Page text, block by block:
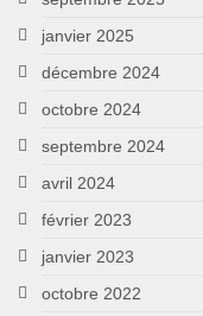
janvier 2025
décembre 2024
octobre 2024
septembre 2024
avril 2024
février 2023
janvier 2023
octobre 2022